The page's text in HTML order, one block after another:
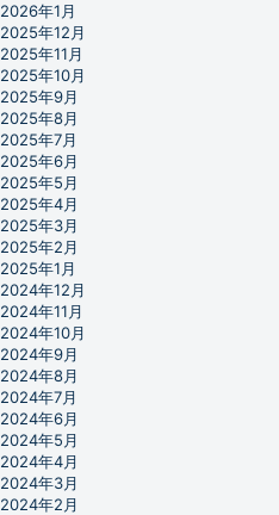
2026年1月
2025年12月
2025年11月
2025年10月
2025年9月
2025年8月
2025年7月
2025年6月
2025年5月
2025年4月
2025年3月
2025年2月
2025年1月
2024年12月
2024年11月
2024年10月
2024年9月
2024年8月
2024年7月
2024年6月
2024年5月
2024年4月
2024年3月
2024年2月